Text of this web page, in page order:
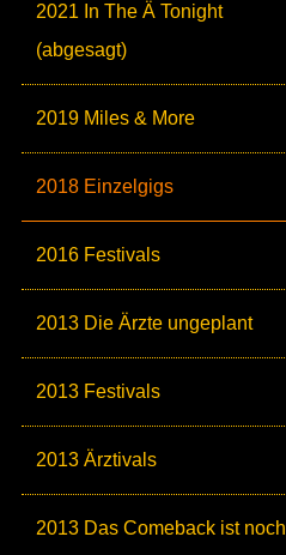
2021 In The Ä Tonight
(abgesagt)
2019 Miles & More
2018 Einzelgigs
2016 Festivals
2013 Die Ärzte ungeplant
2013 Festivals
2013 Ärztivals
2013 Das Comeback ist noch